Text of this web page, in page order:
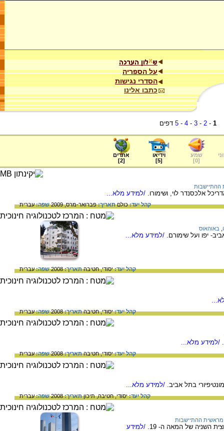
על הספריה
הסדרי נגישות
כתבו אלינו
1
-
2
-
3
-
4
-
5 דפים
שמע
[
0
]
וידיאו
[
5
]
אתרים
[
2
]
ההתיישבות
אלכסנדר לוי, ושימורו. /למידע מלא...
קהל יעד:כולםתאריך:פברואר-מרס, 2009 שפה:עברית
באוהאוס
יפו ועל שימורם. /למידע מלא...
קהל יעד:יסודי,חטיבהתאריך:2008 שפה:עברית
קהל יעד:יסודי,חטיבהתאריך:2008 שפה:עברית
/למידע מלא...
קהל יעד:יסודי,חטיבהתאריך:2008 שפה:עברית
בתל אביב. /למידע מלא...
קהל יעד:יסודי,חטיבה,תיכוןתאריך:2008 שפה:עברית
מראשית ההתיישבות
השניה של המאה ה- 19. /למידע